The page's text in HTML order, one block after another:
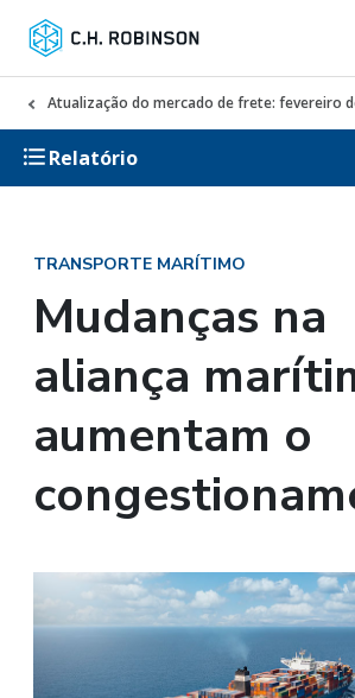
Atualização do mercado de frete: fevereiro
Relatório
TRANSPORTE MARÍTIMO
Mudanças na
aliança
aumentam o